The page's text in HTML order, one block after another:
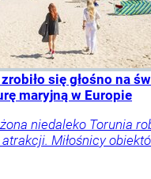
się głośno na
maryjną w Europie
niedaleko Torunia
Miłośnicy